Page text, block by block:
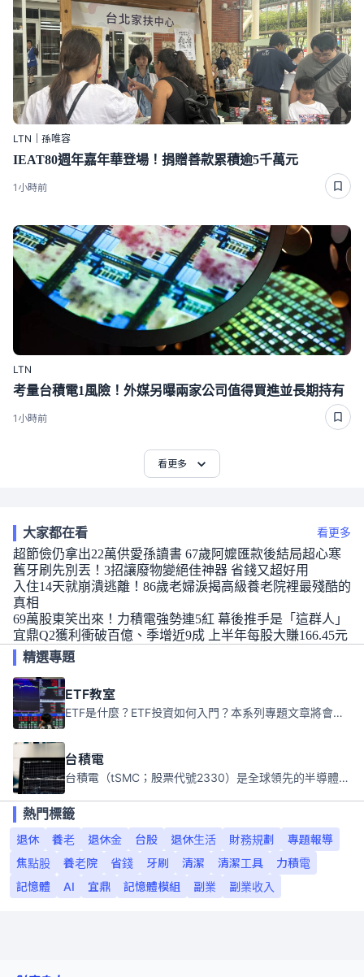
LTN｜孫唯容
IEAT80週年嘉年華登場！捐贈善款累積逾5千萬元
1小時前
LTN
考量台積電1風險！外媒另曝兩家公司值得買進並長期持有
1小時前
看更多
大家都在看 看更多
超節儉仍拿出22萬供愛孫讀書 67歲阿嬤匯款後結局超心寒
舊牙刷先別丟！3招讓廢物變絕佳神器 省錢又超好用
入住14天就崩潰逃離！86歲老婦淚揭高級養老院裡最殘酷的
真相
69萬股東笑出來！力積電強勢連5紅 幕後推手是「這群人」
宜鼎Q2獲利衝破百億、季增近9成 上半年每股大賺166.45元
精選專題
ETF教室
ETF是什麼？ETF投資如何入門？本系列專題文章將會告訴你新手必須知道的ETF基礎知識。
台積電
台積電（tSMC；股票代號2330）是全球領先的半導體代工公司，成立於1987年，總部位於台灣新竹。且已於美國、日本、德國及中國設廠，台積電是全球首家專業積體電路製造服務公司，也是全球最先進和最大規模的半導體代工廠。
熱門標籤
退休
養老 退休金 台股 退休生活 財務規劃
專題報導
焦點股
養老院 省錢 牙刷 清潔 清潔工具
力積電
記憶體
AI 宜鼎 記憶體模組 副業 副業收入